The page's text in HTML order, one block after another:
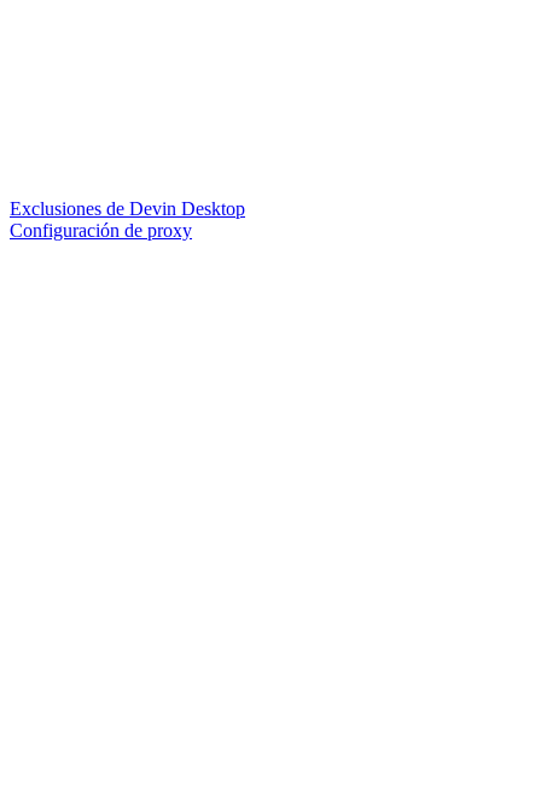
Exclusiones de Devin Desktop
Configuración de proxy